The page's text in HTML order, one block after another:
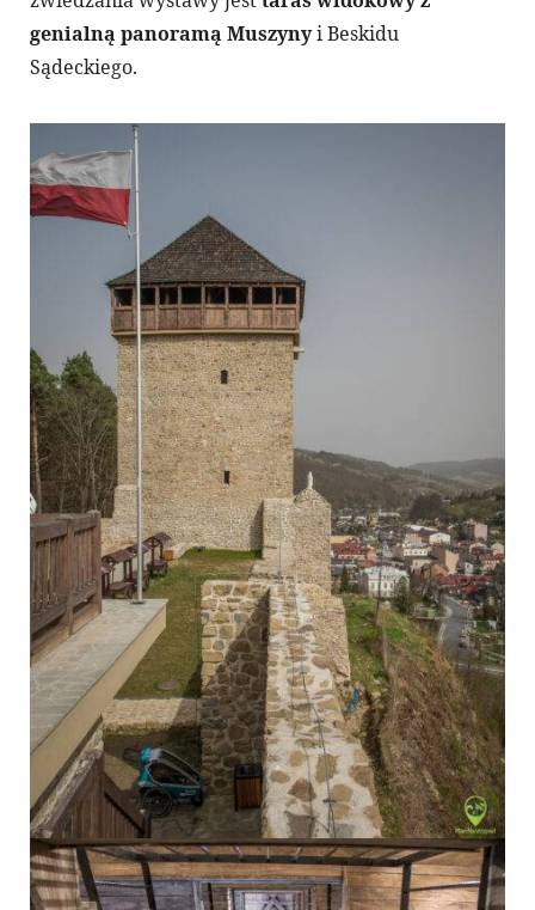
genialną panoramą Muszynyi Beskidu
Sądeckiego.